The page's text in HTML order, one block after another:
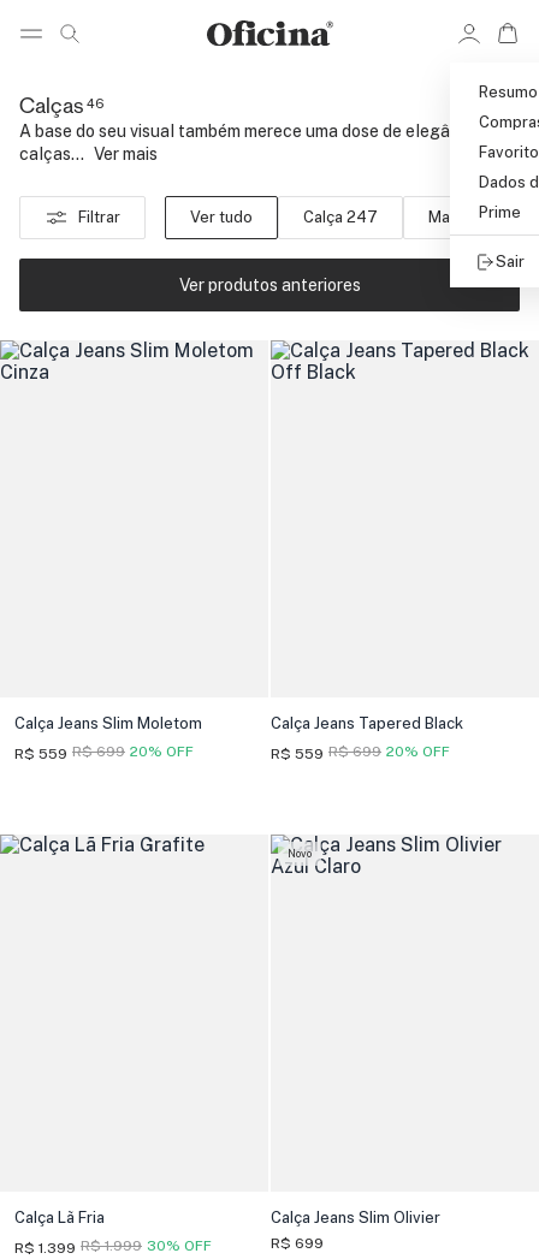
Ir para pagina de pesquisa
Resumo
Dados
Prime
Sair
Ir
Calças 46
A base do seu visual também merece uma dose de elegância com
calças... Ver mais
Filtrar Ver tudo Calça 247 Maleável
Ver produtos anteriores
Calça Jeans Slim Moletom
R$ 559 20% OFF
R$ 699
Calça Jeans Tapered Black
R$ 559 20% OFF
R$ 699
Calça Lã Fria
R$ 1.399 30% OFF
R$ 1.999
Novo
Calça Jeans Slim Olivier
R$ 699